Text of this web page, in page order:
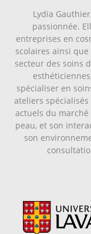
Lydia
passionnée.
entreprises en
scolaires ainsi
secteur des soins
spécialiser en
ateliers
actuels du
peau, et son
son